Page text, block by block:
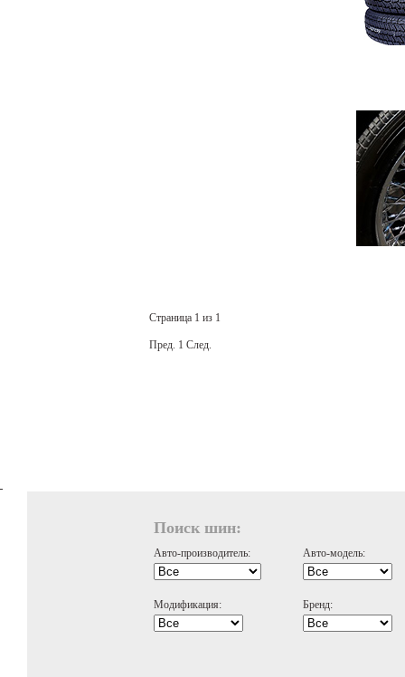
Страница 1 из 1
Пред. 1 След.
Поиск шин:
Авто-производитель: Авто-модель:
Модификация: Бренд: